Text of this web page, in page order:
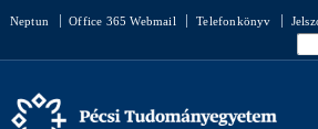
Neptun Office 365 Webmail Telefonkönyv